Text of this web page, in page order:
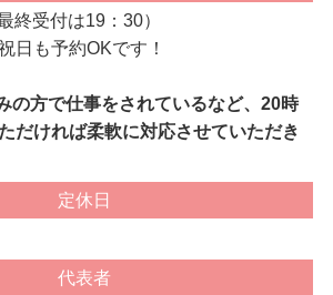
終受付は19：30）
日も予約OKです！
の方で仕事をされているなど、20時
だければ柔軟に対応させていただき
定休日
代表者